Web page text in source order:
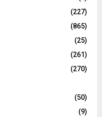
(227)
(865)
(25)
(261)
(270)
(50)
(9)